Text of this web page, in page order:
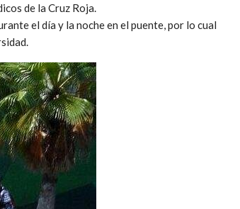
de la Cruz Roja.
el día y la noche en el puente, por lo cual